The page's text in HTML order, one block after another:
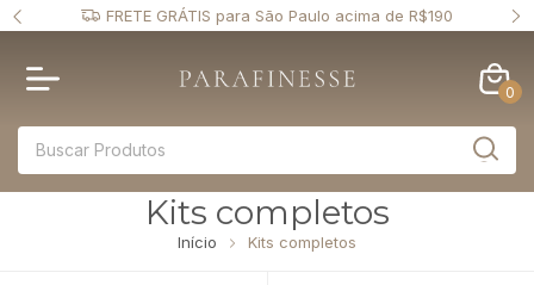
de R$190 Ganhe 5% de DESCONTO no pagamento via
0
Kits completos
Início Kits completos